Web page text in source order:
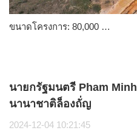
ขนาดโครงการ: 80,000 …
นายกรัฐมนตรี Pham
นานาชาติล็องถั่ญ
2024-12-04 10:21:45